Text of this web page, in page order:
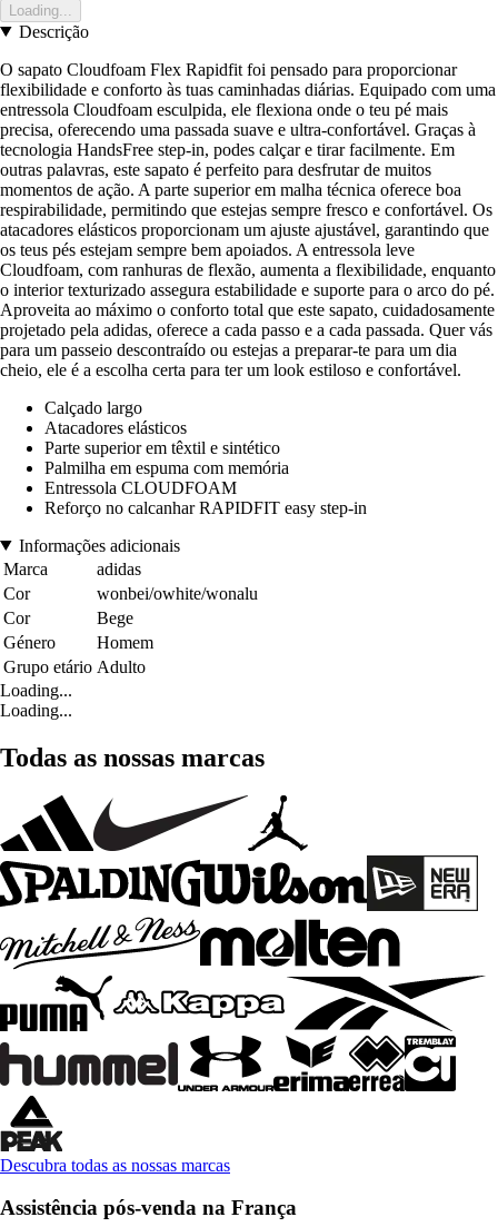
Loading...
Descrição
O sapato Cloudfoam Flex Rapidfit foi pensado para proporcionar
flexibilidade e conforto às tuas caminhadas diárias. Equipado com uma
entressola Cloudfoam esculpida, ele flexiona onde o teu pé mais
precisa, oferecendo uma passada suave e ultra-confortável. Graças à
tecnologia HandsFree step-in, podes calçar e tirar facilmente. Em
outras palavras, este sapato é perfeito para desfrutar de muitos
momentos de ação. A parte superior em malha técnica oferece boa
respirabilidade, permitindo que estejas sempre fresco e confortável. Os
atacadores elásticos proporcionam um ajuste ajustável, garantindo que
os teus pés estejam sempre bem apoiados. A entressola leve
Cloudfoam, com ranhuras de flexão, aumenta a flexibilidade, enquanto
o interior texturizado assegura estabilidade e suporte para o arco do pé.
Aproveita ao máximo o conforto total que este sapato, cuidadosamente
projetado pela adidas, oferece a cada passo e a cada passada. Quer vás
para um passeio descontraído ou estejas a preparar-te para um dia
cheio, ele é a escolha certa para ter um look estiloso e confortável.
Calçado largo
Atacadores elásticos
Parte superior em têxtil e sintético
Palmilha em espuma com memória
Entressola CLOUDFOAM
Reforço no calcanhar RAPIDFIT easy step-in
Informações adicionais
Marca
adidas
Cor
wonbei/owhite/wonalu
Cor
Bege
Género
Homem
Grupo etário Adulto
Loading...
Loading...
Todas as nossas marcas
Descubra todas as nossas marcas
Assistência pós-venda na França